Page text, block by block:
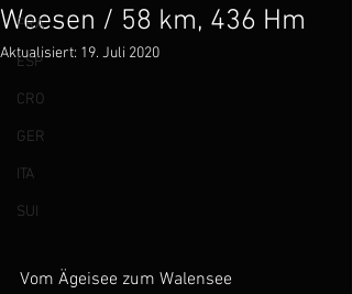
FRA
ESP
CRO
GER
ITA
SUI
Weesen / 58 km, 436 Hm
Aktualisiert: 19. Juli 2020
Vom Ägeisee zum Walensee